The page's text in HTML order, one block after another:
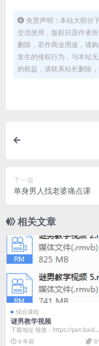
免责声明：本站大部分
交流使用，版权归原作者
删除，若作商业用途，请
发生的侵权行为，与本站
的权益，请联系站长删除
下一篇
单身男人找老婆痛点课
相关文章
综合课程
谜男教学视频
下载地址 链接：https://pan.baidu.
com/s/1sePwMzj...
6 年前